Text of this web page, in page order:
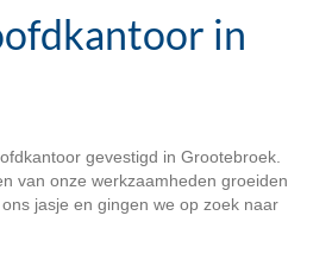
in
gevestigd in Grootebroek.
van onze werkzaamheden groeiden
jasje en gingen we op zoek naar